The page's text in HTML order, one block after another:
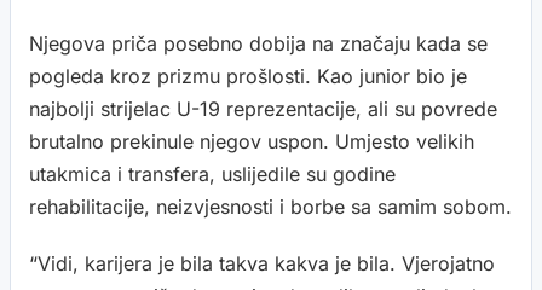
Njegova priča posebno dobija na značaju kada se
pogleda kroz prizmu prošlosti. Kao junior bio je
najbolji strijelac U-19 reprezentacije, ali su povrede
brutalno prekinule njegov uspon. Umjesto velikih
utakmica i transfera, uslijedile su godine
rehabilitacije, neizvjesnosti i borbe sa samim sobom.
“Vidi, karijera je bila takva kakva je bila. Vjerojatno